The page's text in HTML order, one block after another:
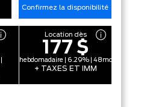
Confirmez la disponibilité
Location dès
177 $
hebdomadaire | 6.29% | 48mo
+ TAXES ET IMM